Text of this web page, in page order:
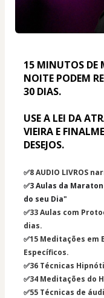
15 MINUTOS DE
NOITE PODEM
30 DIAS.
USE A LEI DA
VIEIRA E
DESEJOS.
✅8 AUDIO LIVROS
✅3 Aulas da
do seu Dia"
✅33 Aulas com
dias.
✅15 Meditações em
Específicos.
✅36 Técnicas
✅34 Meditações do
✅55 Técnicas de